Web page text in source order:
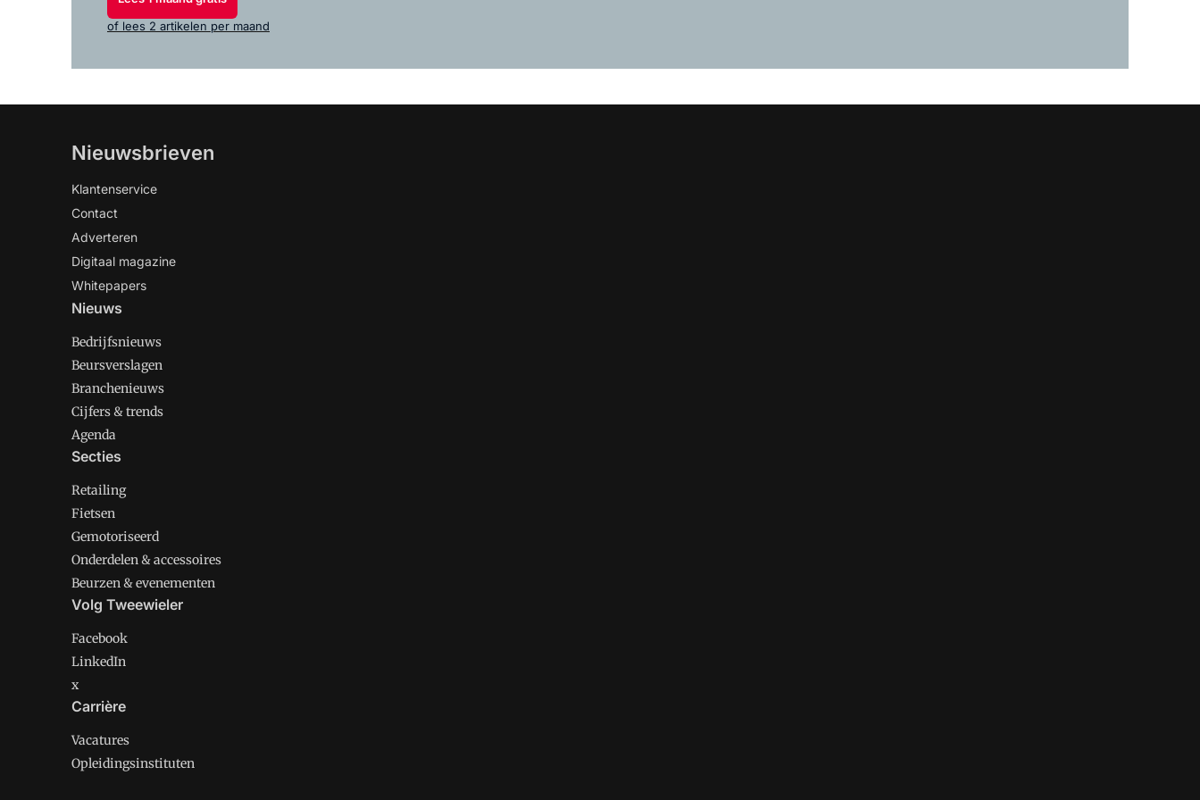
of lees 2 artikelen per maand
Nieuwsbrieven
Klantenservice
Contact
Adverteren
Digitaal magazine
Whitepapers
Nieuws
Bedrijfsnieuws
Beursverslagen
Branchenieuws
Cijfers & trends
Agenda
Secties
Retailing
Fietsen
Gemotoriseerd
Onderdelen & accessoires
Beurzen & evenementen
Volg Tweewieler
Facebook
LinkedIn
x
Carrière
Vacatures
Opleidingsinstituten